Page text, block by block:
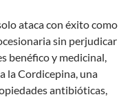
ataca con éxito como
sin perjudicar
benéfico y medicinal,
la Cordicepina, una
antibióticas,